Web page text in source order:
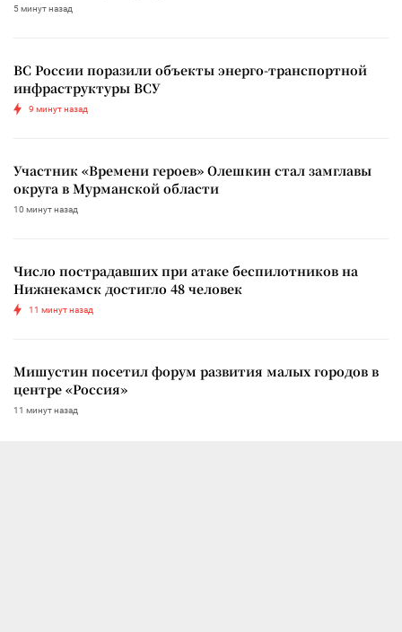
5 минут назад
ВС России поразили объекты энерго-транспортной
инфраструктуры ВСУ
9 минут назад
Участник «Времени героев» Олешкин стал замглавы
округа в Мурманской области
10 минут назад
Число пострадавших при атаке беспилотников на
Нижнекамск достигло 48 человек
11 минут назад
Мишустин посетил форум развития малых городов в
центре «Россия»
11 минут назад